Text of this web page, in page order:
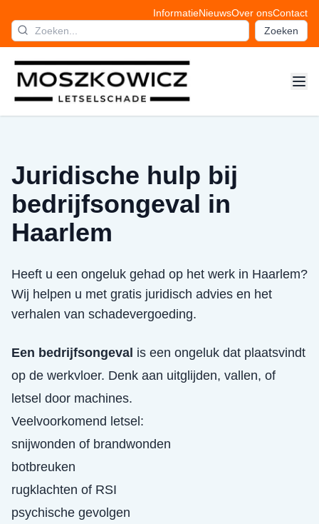
InformatieNieuwsOver onsContact
Zoeken
Juridische hulp bij
bedrijfsongeval in
Haarlem
Heeft u een ongeluk gehad op het werk in Haarlem?
Wij helpen u met gratis juridisch advies en het
verhalen van schadevergoeding.
Een bedrijfsongeval is een ongeluk dat plaatsvindt
op de werkvloer. Denk aan uitglijden, vallen, of
letsel door machines.
Veelvoorkomend letsel:
snijwonden of brandwonden
botbreuken
rugklachten of RSI
psychische gevolgen